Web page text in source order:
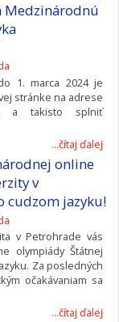
Medzinárodnú
1. marca 2024 je
stránke na adrese
, a takisto splniť
...čítaj ďalej
online
v
cudzom jazyku!
v Petrohrade vás
olympiády Štátnej
Za posledných
očakávaniam sa
...čítaj ďalej